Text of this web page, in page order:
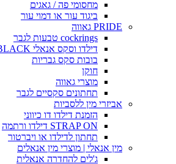
מחסומי פה / גאגים
ביגוד עור או דמוי עור
PRIDE גאווה
cockrings טבעות לגבר
דילדו וסקס אנאלי ALL BLACK
בובות סקס גבריות
חוקן
מוצרי גאווה
תחתונים סקסיים לגבר
אביזרי מין ללסביות
הזמנת דילדו דו כיווני
STRAP ON דילדו ורתמה
תחתון לדילדו או ויברטור
מין אנאלי | מוצרי מין אנאלים
ג'לים להחדרה אנאלית